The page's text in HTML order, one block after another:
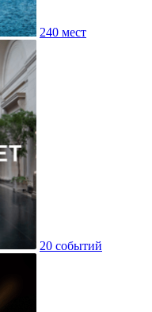
240 мест
20 событий